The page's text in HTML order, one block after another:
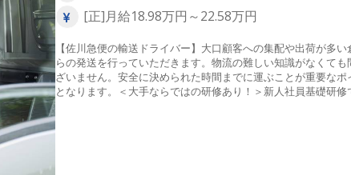
[正]月給18.98万円～22.58万円
【佐川急便の輸送ドライバー】大口顧客への集配や出荷が多い
らの発送を行っていただきます。物流の難しい知識がなくても
ざいません。安全に決められた時間までに運ぶことが重要なポ
となります。＜大手ならではの研修あり！＞新人社員基礎研修
トーを学んだあと安全運転基礎研修を受けていただきます！配
指導員が同乗してくれる実習があるので未経験の方も一人前の
ライバーになれますよ◎安全運転のコツ・トラックの点検の仕